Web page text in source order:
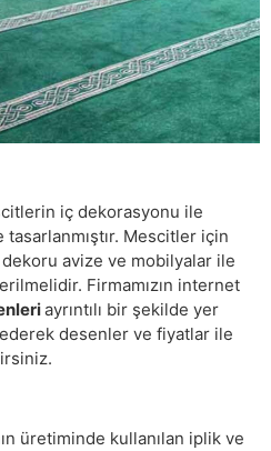
iç dekorasyonu ile
Mescitler için
dekoru avize ve mobilyalar ile
Firmamızın internet
ayrıntılı bir şekilde yer
desenler ve fiyatlar ile
üretiminde kullanılan iplik ve